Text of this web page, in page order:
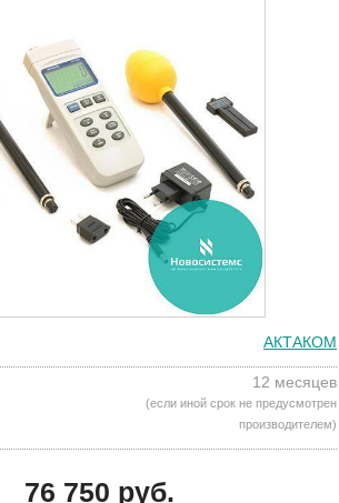
АКТАКОМ
12 месяцев
(если иной срок не предусмотрен
производителем)
76 750 руб.